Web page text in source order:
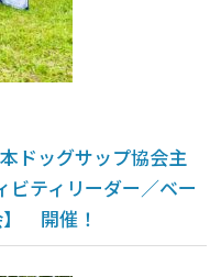
ドッグサップ協会主
ティリーダー／ベー
】 開催！